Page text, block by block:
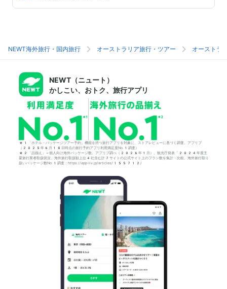
NEWT海外旅行・国内旅行 オーストラリア旅行・ツアー オーストラ
NEWT（ニュート）
かしこい、おトク、旅行アプリ
*1「ホテル・パッケージツアー予約」機能を持つ旅行アプリを対象に、ストアレビューに基づく調査。アプリブ
（2025年6月18日時点の旅行予約アプリ利用満足度No.1調査）
*2「品揃え」＝個人向け海外パッケージ数。アプリブ調べ（2026年1月）。観光庁発表「2024年度主
要旅行業者取扱状況」海外旅行取扱額上位4社含む計7サイトの公式サイト上のプラン数を集計・比較。海外旅行取り
扱いパッケージ数No.1調査：https://app-liv.jp/articles/155712/